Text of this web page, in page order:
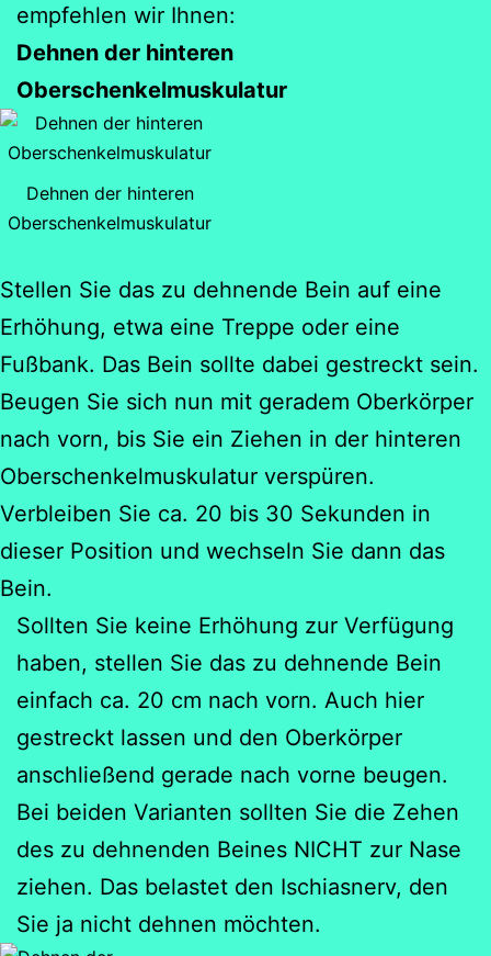
empfehlen wir Ihnen:
Dehnen der hinteren
Oberschenkelmuskulatur
Dehnen der hinteren
Oberschenkelmuskulatur
Stellen Sie das zu dehnende Bein auf eine
Erhöhung, etwa eine Treppe oder eine
Fußbank. Das Bein sollte dabei gestreckt sein.
Beugen Sie sich nun mit geradem Oberkörper
nach vorn, bis Sie ein Ziehen in der hinteren
Oberschenkelmuskulatur verspüren.
Verbleiben Sie ca. 20 bis 30 Sekunden in
dieser Position und wechseln Sie dann das
Bein.
Sollten Sie keine Erhöhung zur Verfügung
haben, stellen Sie das zu dehnende Bein
einfach ca. 20 cm nach vorn. Auch hier
gestreckt lassen und den Oberkörper
anschließend gerade nach vorne beugen.
Bei beiden Varianten sollten Sie die Zehen
des zu dehnenden Beines NICHT zur Nase
ziehen. Das belastet den Ischiasnerv, den
Sie ja nicht dehnen möchten.